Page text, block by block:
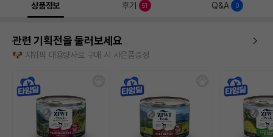
상품정보 후기 51 Q&A 0
관련 기획전을 둘러보세요
🐶 지위픽 대용량사료 구매 시 사은품증정